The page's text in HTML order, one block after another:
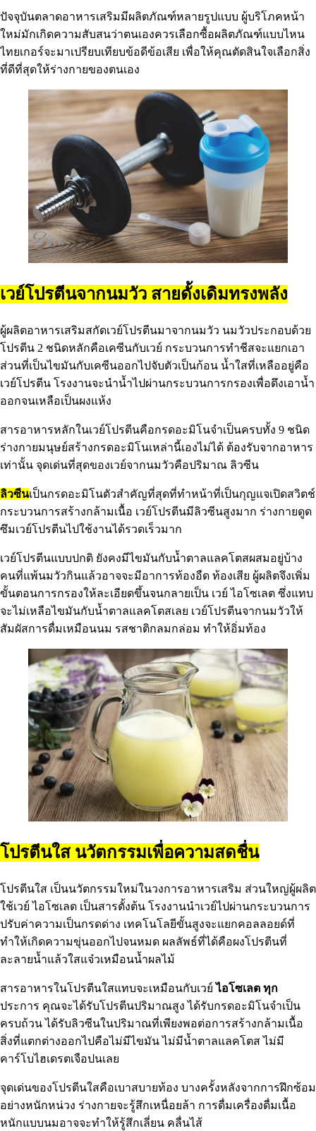
ปัจจุบันตลาดอาหารเสริมมีผลิตภัณฑ์หลายรูปแบบ ผู้บริโภคหน้า
ใหม่มักเกิดความสับสนว่าตนเองควรเลือกซื้อผลิตภัณฑ์แบบไหน
ไทยเกอร์จะมาเปรียบเทียบข้อดีข้อเสีย เพื่อให้คุณตัดสินใจเลือกสิ่ง
ที่ดีที่สุดให้ร่างกายของตนเอง
เวย์โปรตีนจากนมวัว สายดั้งเดิมทรงพลัง
ผู้ผลิตอาหารเสริมสกัดเวย์โปรตีนมาจากนมวัว นมวัวประกอบด้วย
โปรตีน 2 ชนิดหลักคือเคซีนกับเวย์ กระบวนการทำชีสจะแยกเอา
ส่วนที่เป็นไขมันกับเคซีนออกไปจับตัวเป็นก้อน น้ำใสที่เหลืออยู่คือ
เวย์โปรตีน โรงงานจะนำน้ำไปผ่านกระบวนการกรองเพื่อดึงเอาน้ำ
ออกจนเหลือเป็นผงแห้ง
สารอาหารหลักในเวย์โปรตีนคือกรดอะมิโนจำเป็นครบทั้ง 9 ชนิด
ร่างกายมนุษย์สร้างกรดอะมิโนเหล่านี้เองไม่ได้ ต้องรับจากอาหาร
เท่านั้น จุดเด่นที่สุดของเวย์จากนมวัวคือปริมาณ ลิวซีน
ลิวซีนเป็นกรดอะมิโนตัวสำคัญที่สุดที่ทำหน้าที่เป็นกุญแจเปิดสวิตช์
กระบวนการสร้างกล้ามเนื้อ เวย์โปรตีนมีลิวซีนสูงมาก ร่างกายดูด
ซึมเวย์โปรตีนไปใช้งานได้รวดเร็วมาก
เวย์โปรตีนแบบปกติ ยังคงมีไขมันกับน้ำตาลแลคโตสผสมอยู่บ้าง
คนที่แพ้นมวัวกินแล้วอาจจะมีอาการท้องอืด ท้องเสีย ผู้ผลิตจึงเพิ่ม
ขั้นตอนการกรองให้ละเอียดขึ้นจนกลายเป็น เวย์ ไอโซเลต ซึ่งแทบ
จะไม่เหลือไขมันกับน้ำตาลแลคโตสเลย เวย์โปรตีนจากนมวัวให้
สัมผัสการดื่มเหมือนนม รสชาติกลมกล่อม ทำให้อิ่มท้อง
โปรตีนใส นวัตกรรมเพื่อความสดชื่น
โปรตีนใส เป็นนวัตกรรมใหม่ในวงการอาหารเสริม ส่วนใหญ่ผู้ผลิต
ใช้เวย์ ไอโซเลต เป็นสารตั้งต้น โรงงานนำเวย์ไปผ่านกระบวนการ
ปรับค่าความเป็นกรดด่าง เทคโนโลยีขั้นสูงจะแยกคอลลอยด์ที่
ทำให้เกิดความขุ่นออกไปจนหมด ผลลัพธ์ที่ได้คือผงโปรตีนที่
ละลายน้ำแล้วใสแจ๋วเหมือนน้ำผลไม้
สารอาหารในโปรตีนใสแทบจะเหมือนกับเวย์ไอโซเลต ทุก
ประการ คุณจะได้รับโปรตีนปริมาณสูง ได้รับกรดอะมิโนจำเป็น
ครบถ้วน ได้รับลิวซีนในปริมาณที่เพียงพอต่อการสร้างกล้ามเนื้อ
สิ่งที่แตกต่างออกไปคือไม่มีไขมัน ไม่มีน้ำตาลแลคโตส ไม่มี
คาร์โบไฮเดรตเจือปนเลย
จุดเด่นของโปรตีนใสคือเบาสบายท้อง บางครั้งหลังจากการฝึกซ้อม
อย่างหนักหน่วง ร่างกายจะรู้สึกเหนื่อยล้า การดื่มเครื่องดื่มเนื้อ
หนักแบบนมอาจจะทำให้รู้สึกเลี่ยน คลื่นไส้